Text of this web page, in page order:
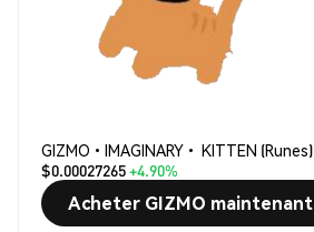
GIZMO•IMAGINARY• KITTEN (Runes)
$0.00027265+4.90%
Acheter GIZMO maintenant